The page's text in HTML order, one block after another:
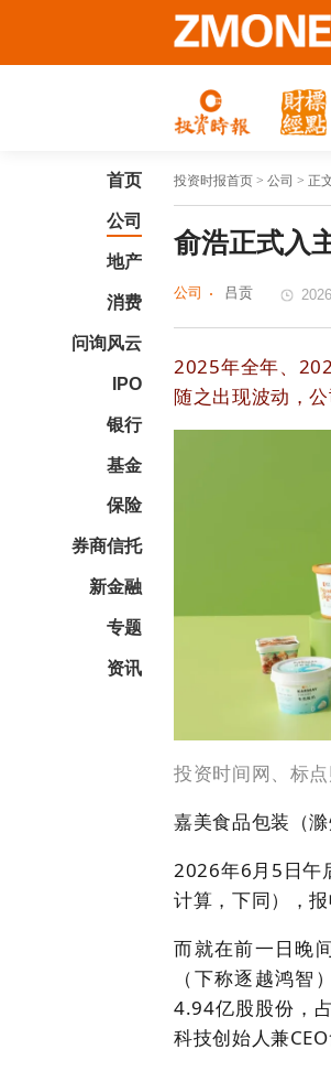
首页
公司
地产
消费
问询风云
IPO
银行
基金
保险
券商信托
新金融
专题
资讯
投资时报首页 > 公司 > 正
俞浩正式入
公司 吕贡
2025年全年、
随之出现波动，
投资时间网、标
嘉美食品包装（
2026年6月5日午
计算，下同），
而就在前一日晚
（下称逐越鸿
4.94亿股股份，
科技创始人兼CEO